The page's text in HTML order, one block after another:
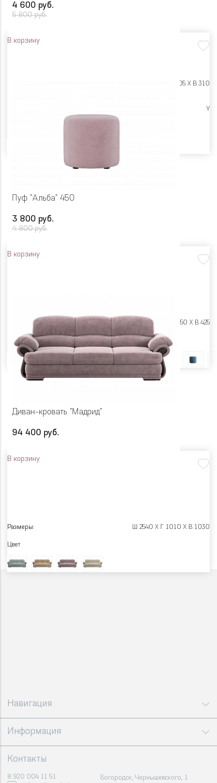
4 600 руб.
5 800 руб.
В корзину
Ш 605 X Г 405 X В 310
Y
Пуф "Альба" 450
3 800 руб.
4 800 руб.
В корзину
Размеры: Ш 450 X Г 450 X В 425
Цвет
Диван-кровать "Мадрид"
94 400 руб.
В корзину
Размеры: Ш 2540 X Г 1010 X В 1030
Цвет
Навигация
Информация
Контакты
8 920 004 11 51
Богородск, Чернышевского, 1